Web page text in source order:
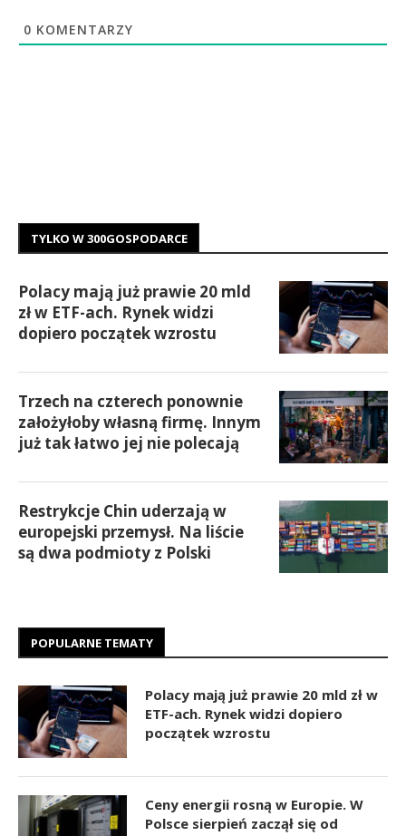
0 KOMENTARZY
TYLKO W 300GOSPODARCE
Polacy mają już prawie 20 mld
zł w ETF-ach. Rynek widzi
dopiero początek wzrostu
Trzech na czterech ponownie
założyłoby własną firmę. Innym
już tak łatwo jej nie polecają
Restrykcje Chin uderzają w
europejski przemysł. Na liście
są dwa podmioty z Polski
POPULARNE TEMATY
Polacy mają już prawie 20 mld zł w
ETF-ach. Rynek widzi dopiero
początek wzrostu
Ceny energii rosną w Europie. W
Polsce sierpień zaczął się od